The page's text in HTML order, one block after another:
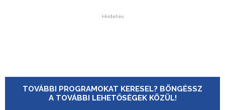
Hirdetés
TOVÁBBI PROGRAMOKAT KERESEL? BÖNGÉSSZ
A TOVÁBBI LEHETŐSÉGEK KÖZÜL!